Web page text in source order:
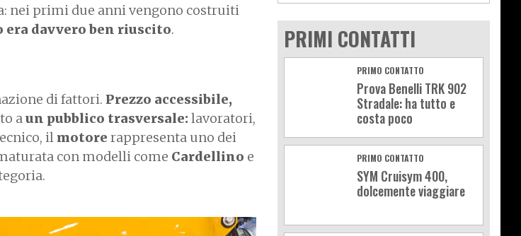
nei primi due anni vengono costruiti
era davvero ben riuscito.
di fattori. Prezzo accessibile,
aun pubblico trasversale: lavoratori,
il motore rappresenta uno dei
con modelli come Cardellino e
PRIMI CONTATTI
PRIMO CONTATTO
Prova Benelli TRK 902
Stradale: ha tutto e
costa poco
PRIMO CONTATTO
SYM Cruisym 400,
dolcemente viaggiare